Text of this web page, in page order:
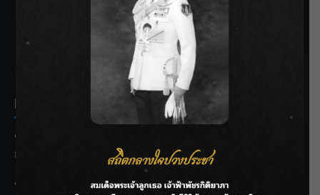
SIAMRATH VARIETY
THE BEST ENTERTAINMENT
Recent Posts
ชลประทานเชียงใหม่เร่งพร่องน้ำแม่น้ำปิง รับมวลน้ำเหนือ ย้ำ
ยังไม่ล้นตลิ่ง
ฟาดลุคใหม่! “แบม พิชญานิน” แดนซ์สับทุกจังหวะ ชวนแฟนๆ